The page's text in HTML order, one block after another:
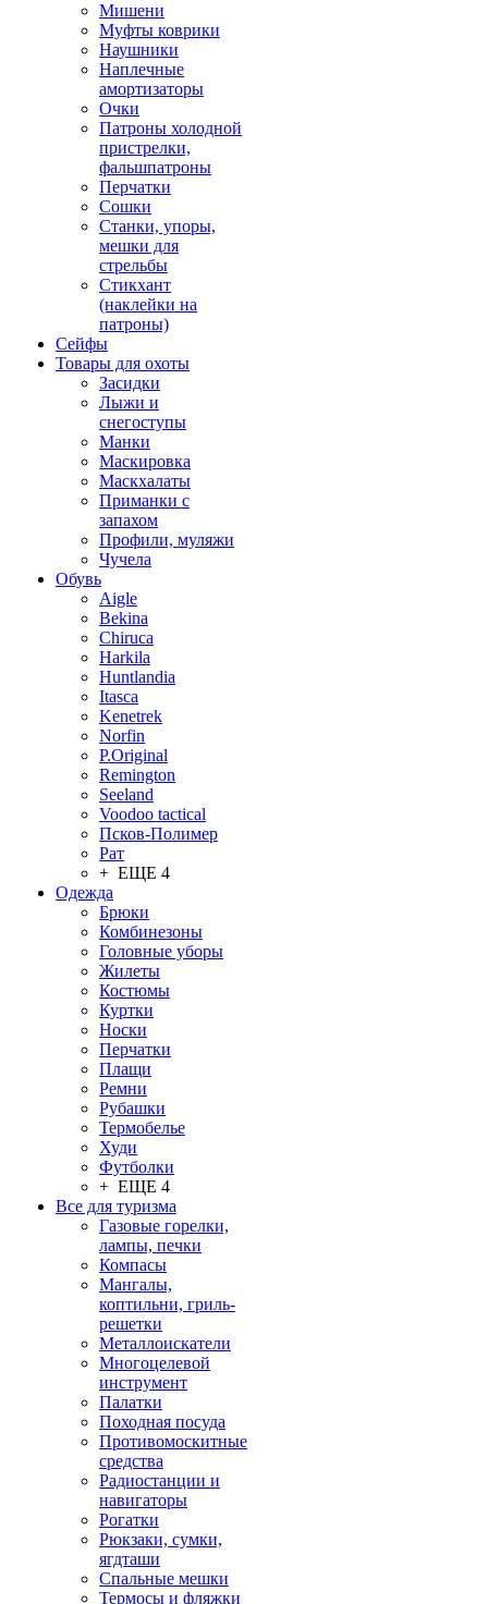
Мишени
Муфты коврики
Наушники
Наплечные
амортизаторы
Очки
Патроны холодной
пристрелки,
фальшпатроны
Перчатки
Сошки
Станки, упоры,
мешки для
стрельбы
Стикхант
(наклейки на
патроны)
Сейфы
Товары для охоты
Засидки
Лыжи и
снегоступы
Манки
Маскировка
Маскхалаты
Приманки с
запахом
Профили, муляжи
Чучела
Обувь
Aigle
Bekina
Chiruсa
Harkila
Huntlandia
Itasca
Kenetrek
Norfin
P.Original
Remington
Seeland
Voodoo tactical
Псков-Полимер
Рат
+ ЕЩЕ 4
Одежда
Брюки
Комбинезоны
Головные уборы
Жилеты
Костюмы
Куртки
Носки
Перчатки
Плащи
Ремни
Рубашки
Термобелье
Худи
Футболки
+ ЕЩЕ 4
Все для туризма
Газовые горелки,
лампы, печки
Компасы
Мангалы,
коптильни, гриль-
решетки
Металлоискатели
Многоцелевой
инструмент
Палатки
Походная посуда
Противомоскитные
средства
Радиостанции и
навигаторы
Рогатки
Рюкзаки, сумки,
ягдташи
Спальные мешки
Термосы и фляжки